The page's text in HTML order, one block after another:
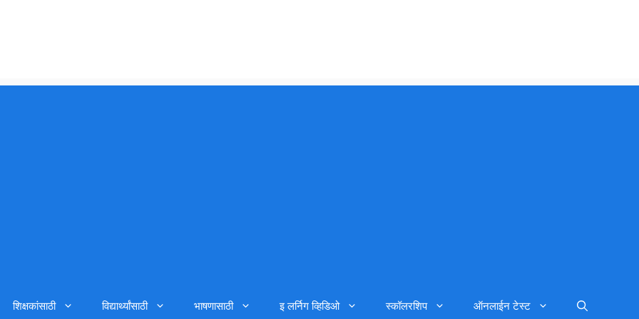
शिक्षकांसाठी विद्यार्थ्यांसाठी भाषणासाठी इ लर्निग व्हिडिओ स्कॉलरशिप ऑनलाईन टेस्ट